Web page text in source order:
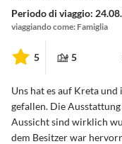
Periodo di viaggio:
viaggiando come: Famiglia
5 5
Uns hat es auf Kreta
gefallen. Die
Aussicht sind wirklich
dem Besitzer war